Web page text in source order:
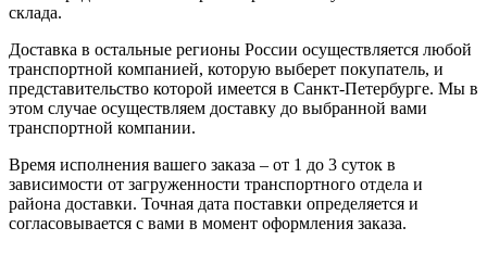
склада.
Доставка в остальные регионы России осуществляется любой
транспортной компанией, которую выберет покупатель, и
представительство которой имеется в Санкт-Петербурге. Мы в
этом случае осуществляем доставку до выбранной вами
транспортной компании.
Время исполнения вашего заказа – от 1 до 3 суток в
зависимости от загруженности транспортного отдела и
района доставки. Точная дата поставки определяется и
согласовывается с вами в момент оформления заказа.